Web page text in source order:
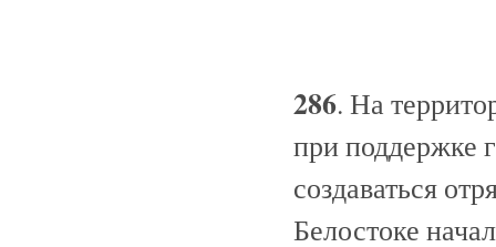
286. На
при поддержке
создаваться
Белостоке